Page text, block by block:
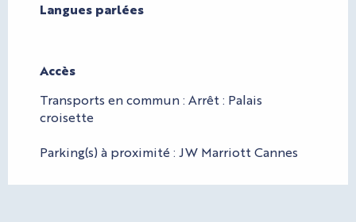
Langues parlées
Langues parlées
Accès
Accès
Transports en commun : Arrêt : Palais
croisette
Parking(s) à proximité : JW Marriott Cannes